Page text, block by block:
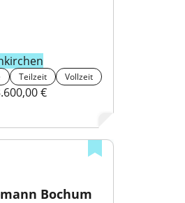
Teilzeit Vollzeit
€
Bochum